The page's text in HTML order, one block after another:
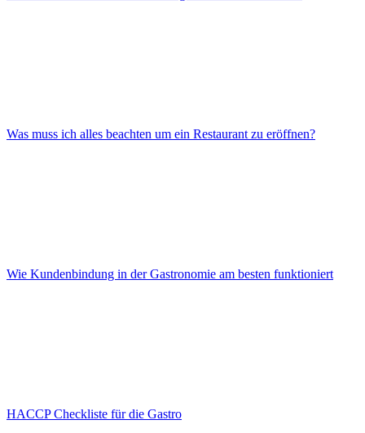
Was muss ich alles beachten um ein Restaurant zu eröffnen?
Wie Kundenbindung in der Gastronomie am besten funktioniert
HACCP Checkliste für die Gastro